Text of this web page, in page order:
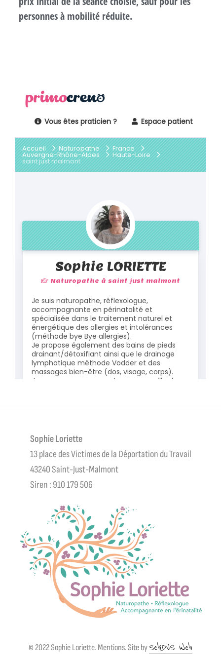
personnes à mobilité réduite.
Sophie Loriette
13 place des Victimes de la Déportation du Travail
43240 Saint-Just-Malmont
Siren : 910 179 506
© 2022 Sophie Loriette.Mentions. Site bySebDVS Web